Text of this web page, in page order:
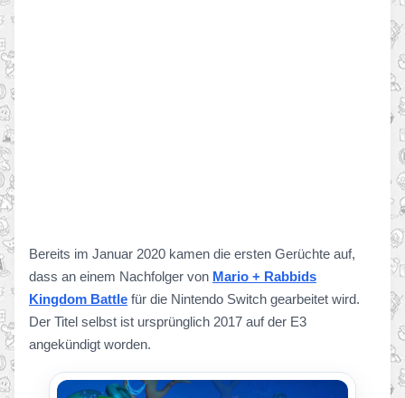
Bereits im Januar 2020 kamen die ersten Gerüchte auf,
dass an einem Nachfolger von Mario + Rabbids
Kingdom Battle für die Nintendo Switch gearbeitet wird.
Der Titel selbst ist ursprünglich 2017 auf der E3
angekündigt worden.